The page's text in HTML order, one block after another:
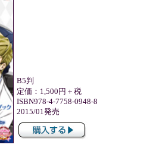
B5判
定価：1,500円＋税
ISBN978-4-7758-0948-8
2015/01発売